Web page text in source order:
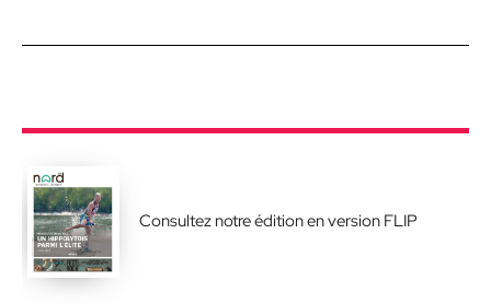
Consultez notre édition en version FLIP